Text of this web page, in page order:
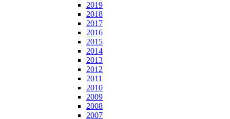
2019
2018
2017
2016
2015
2014
2013
2012
2011
2010
2009
2008
2007